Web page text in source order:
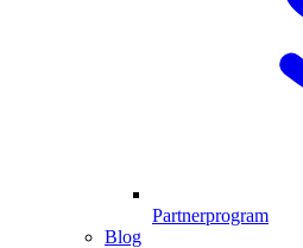
Partnerprogram
Blog